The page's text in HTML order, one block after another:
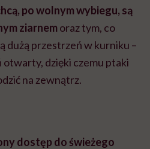
po wolnym wybiegu, są
ziarnem oraz tym, co
dużą przestrzeń w kurniku –
otwarty, dzięki czemu ptaki
na zewnątrz.
dostęp do świeżego